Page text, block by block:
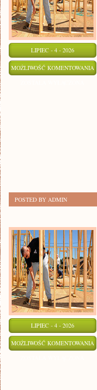
LIPIEC - 4 - 2026
MOŻLIWOŚĆ KOMENTOWANIA
POSTED BY ADMIN
LIPIEC - 4 - 2026
MOŻLIWOŚĆ KOMENTOWANIA